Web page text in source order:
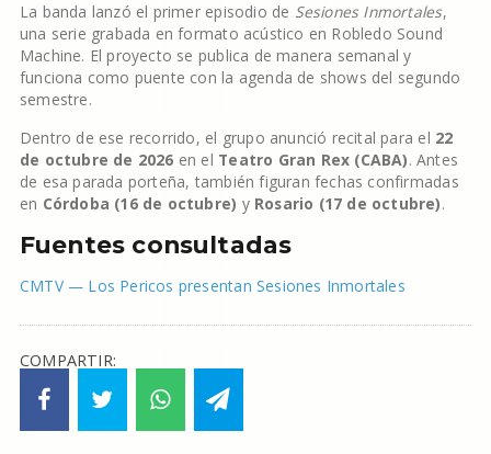
La banda lanzó el primer episodio de Sesiones Inmortales,
una serie grabada en formato acústico en Robledo Sound
Machine. El proyecto se publica de manera semanal y
funciona como puente con la agenda de shows del segundo
semestre.
Dentro de ese recorrido, el grupo anunció recital para el 22
de octubre de 2026 en el Teatro Gran Rex (CABA). Antes
de esa parada porteña, también figuran fechas confirmadas
en Córdoba (16 de octubre) y Rosario (17 de octubre).
Fuentes consultadas
CMTV — Los Pericos presentan Sesiones Inmortales
COMPARTIR: